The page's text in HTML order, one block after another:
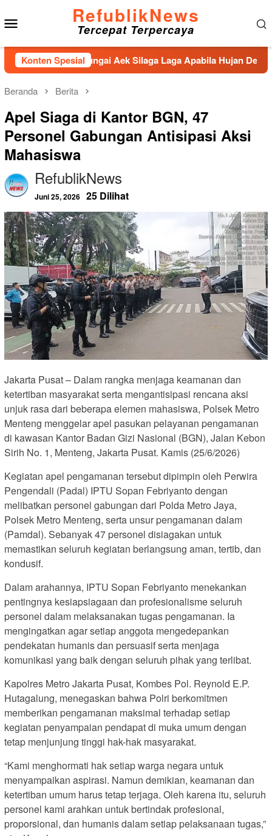
ke
konten
RefublikNews
Tercepat Terpercaya
Konten Spesial
Sungai Aek Silaga Laga Apabila Hujan Deras
Beranda Berita
Apel Siaga di Kantor BGN, 47
Personel Gabungan Antisipasi Aksi
Mahasiswa
RefublikNews
Juni 25, 2026 25 Dilihat
Jakarta Pusat – Dalam rangka menjaga keamanan dan
ketertiban masyarakat serta mengantisipasi rencana aksi
unjuk rasa dari beberapa elemen mahasiswa, Polsek Metro
Menteng menggelar apel pasukan pelayanan pengamanan
di kawasan Kantor Badan Gizi Nasional (BGN), Jalan Kebon
Sirih No. 1, Menteng, Jakarta Pusat. Kamis (25/6/2026)
Kegiatan apel pengamanan tersebut dipimpin oleh Perwira
Pengendali (Padal) IPTU Sopan Febriyanto dengan
melibatkan personel gabungan dari Polda Metro Jaya,
Polsek Metro Menteng, serta unsur pengamanan dalam
(Pamdal). Sebanyak 47 personel disiagakan untuk
memastikan seluruh kegiatan berlangsung aman, tertib, dan
kondusif.
Dalam arahannya, IPTU Sopan Febriyanto menekankan
pentingnya kesiapsiagaan dan profesionalisme seluruh
personel dalam melaksanakan tugas pengamanan. Ia
mengingatkan agar setiap anggota mengedepankan
pendekatan humanis dan persuasif serta menjaga
komunikasi yang baik dengan seluruh pihak yang terlibat.
Kapolres Metro Jakarta Pusat, Kombes Pol. Reynold E.P.
Hutagalung, menegaskan bahwa Polri berkomitmen
memberikan pengamanan maksimal terhadap setiap
kegiatan penyampaian pendapat di muka umum dengan
tetap menjunjung tinggi hak-hak masyarakat.
“Kami menghormati hak setiap warga negara untuk
menyampaikan aspirasi. Namun demikian, keamanan dan
ketertiban umum harus tetap terjaga. Oleh karena itu, seluruh
personel kami arahkan untuk bertindak profesional,
proporsional, dan humanis dalam setiap pelaksanaan tugas,”